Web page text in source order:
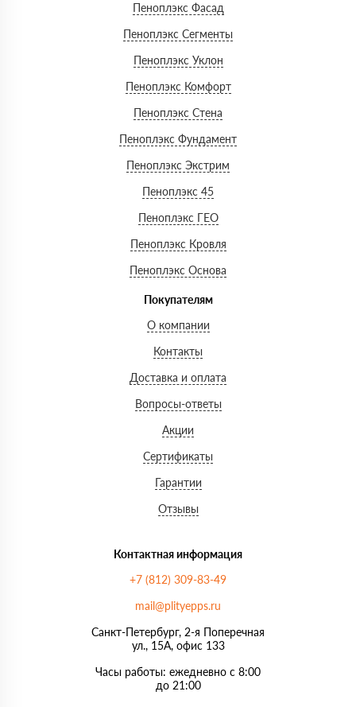
Пеноплэкс Фасад
Пеноплэкс Сегменты
Пеноплэкс Уклон
Пеноплэкс Комфорт
Пеноплэкс Стена
Пеноплэкс Фундамент
Пеноплэкс Экстрим
Пеноплэкс 45
Пеноплэкс ГЕО
Пеноплэкс Кровля
Пеноплэкс Основа
Покупателям
О компании
Контакты
Доставка и оплата
Вопросы-ответы
Акции
Сертификаты
Гарантии
Отзывы
Контактная информация
+7 (812) 309-83-49
mail@plityepps.ru
Санкт-Петербург, 2-я Поперечная
ул., 15А, офис 133
Часы работы: ежедневно с 8:00
до 21:00